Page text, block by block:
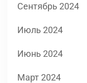
Сентябрь 2024
Июль 2024
Июнь 2024
Март 2024